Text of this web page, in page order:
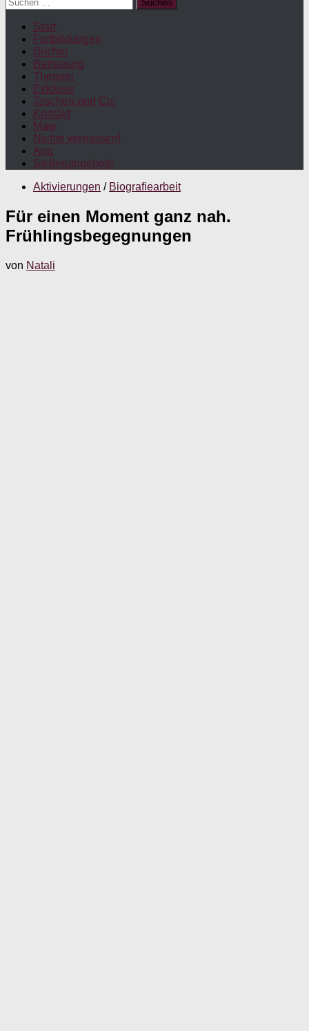
nach:
Start
Fortbildungen
Bücher
Betreuung
Themen
Exklusiv
Taschen und Co.
Kontakt
Maw
Nichts verpassen!
App
Stellenangebote
Aktivierungen / Biografiearbeit
Für einen Moment ganz nah.
Frühlingsbegegnungen
von Natali